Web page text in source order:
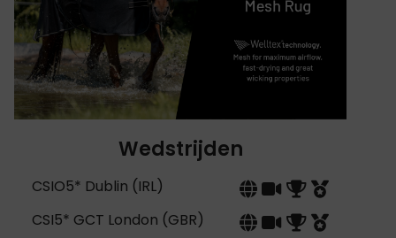
Wedstrijden
CSIO5* Dublin (IRL)
CSI5* GCT London (GBR)